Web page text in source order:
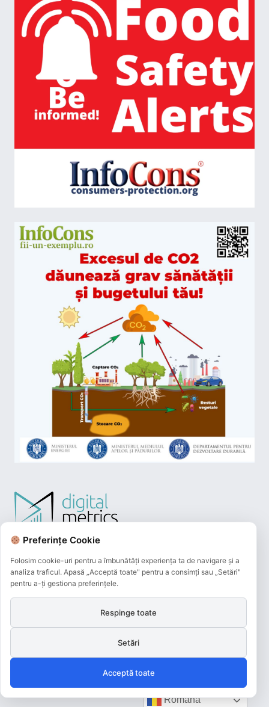
Plățile online efectuate pe acest site
sunt procesate de către Netopia Payments
și beneficiază de 3D-Secure.
Română
Preferințe Cookie
Folosim cookie-uri pentru a îmbunătăți experiența ta de navigare și a
analiza traficul. Apasă „Acceptă toate" pentru a consimți sau „Setări"
pentru a-ți gestiona preferințele.
Respinge toate
Setări
Acceptă toate